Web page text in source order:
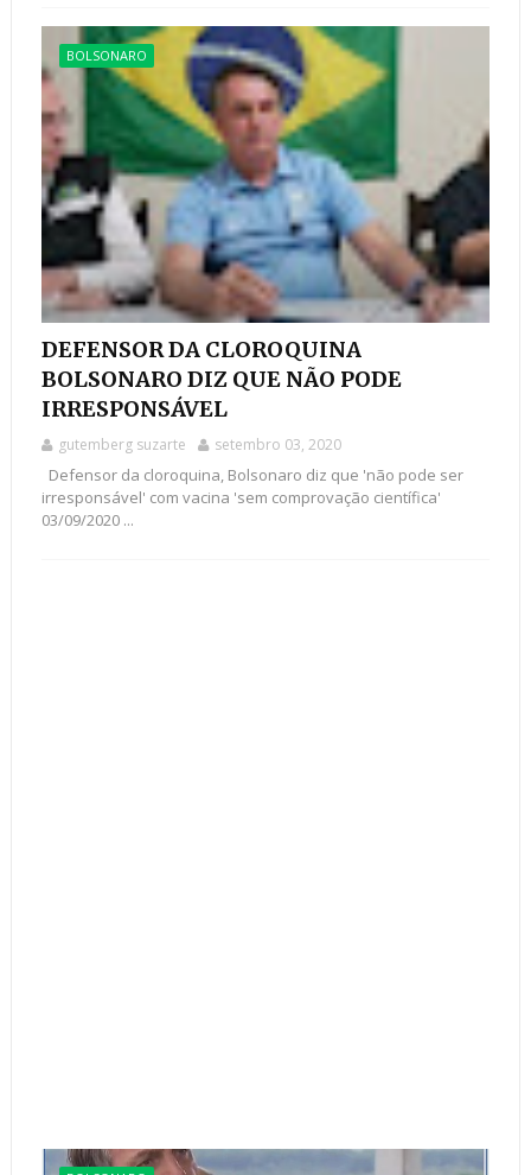
BOLSONARO
DEFENSOR DA CLOROQUINA
BOLSONARO DIZ QUE NÃO PODE
IRRESPONSÁVEL
gutemberg suzarte setembro 03, 2020
Defensor da cloroquina, Bolsonaro diz que 'não pode ser
irresponsável' com vacina 'sem comprovação científica'
03/09/2020 ...